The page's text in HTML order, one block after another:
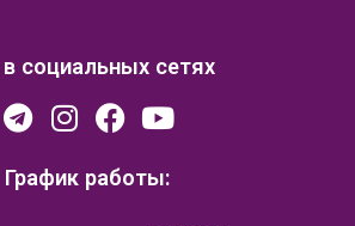
социальных сетях
График работы: